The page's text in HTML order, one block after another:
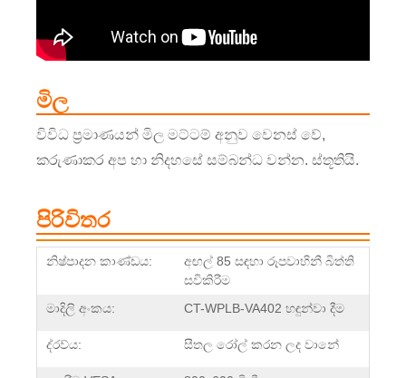
මිල
විවිධ ප්‍රමාණයන් මිල මට්ටම් අනුව වෙනස් වේ,
කරුණාකර අප හා නිදහසේ සම්බන්ධ වන්න. ස්තූතියි.
පිරිවිතර
නිෂ්පාදන කාණ්ඩය:
අඟල් 85 සඳහා රූපවාහිනී බිත්ති
සවිකිරීම
මාදිලි අංකය:
CT-WPLB-VA402 හඳුන්වා දීම
ද්රව්ය: සීතල රෝල් කරන ලද වානේ